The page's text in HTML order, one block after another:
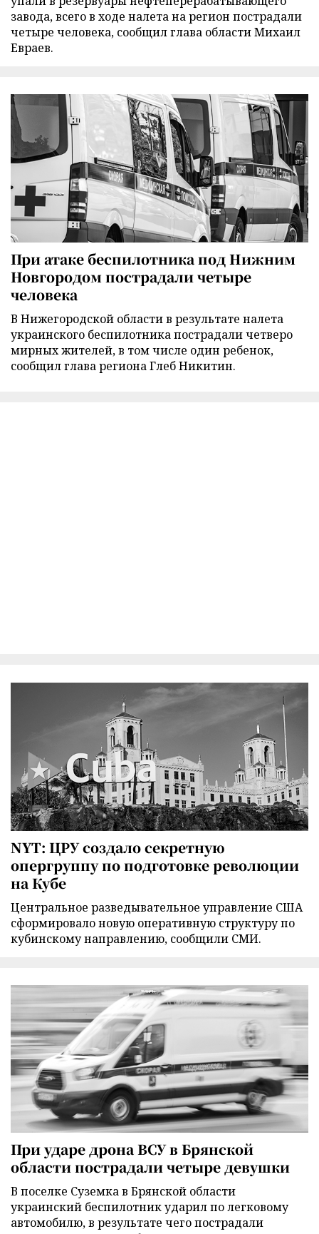
завода, всего в ходе налета на регион пострадали
четыре человека, сообщил глава области Михаил
Евраев.
При атаке беспилотника под Нижним
Новгородом пострадали четыре
человека
В Нижегородской области в результате налета
украинского беспилотника пострадали четверо
мирных жителей, в том числе один ребенок,
сообщил глава региона Глеб Никитин.
NYT: ЦРУ создало секретную
опергруппу по подготовке революции
на Кубе
Центральное разведывательное управление США
сформировало новую оперативную структуру по
кубинскому направлению, сообщили СМИ.
При ударе дрона ВСУ в Брянской
области пострадали четыре девушки
В поселке Суземка в Брянской области
украинский беспилотник ударил по легковому
автомобилю, в результате чего пострадали